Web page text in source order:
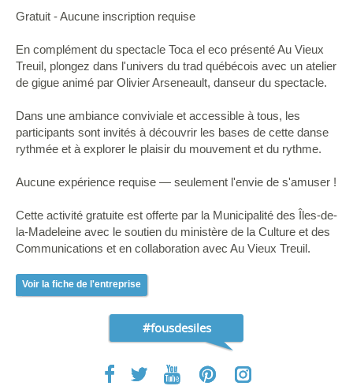
Gratuit - Aucune inscription requise
En complément du spectacle Toca el eco présenté Au Vieux
Treuil, plongez dans l'univers du trad québécois avec un atelier
de gigue animé par Olivier Arseneault, danseur du spectacle.
Dans une ambiance conviviale et accessible à tous, les
participants sont invités à découvrir les bases de cette danse
rythmée et à explorer le plaisir du mouvement et du rythme.
Aucune expérience requise — seulement l'envie de s'amuser !
Cette activité gratuite est offerte par la Municipalité des Îles-de-
la-Madeleine avec le soutien du ministère de la Culture et des
Communications et en collaboration avec Au Vieux Treuil.
Voir la fiche de l'entreprise
#fousdesiles